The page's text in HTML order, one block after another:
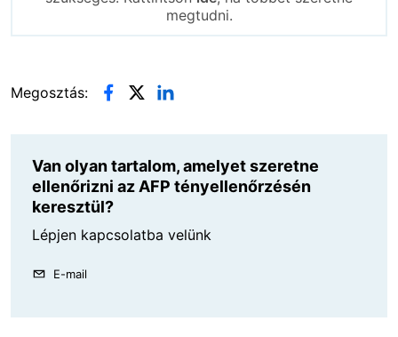
megtudni.
Megosztás:
Van olyan tartalom, amelyet szeretne
ellenőrizni az AFP tényellenőrzésén
keresztül?
Lépjen kapcsolatba velünk
E-mail